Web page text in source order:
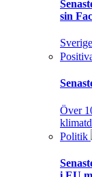
sin
Över
Politik